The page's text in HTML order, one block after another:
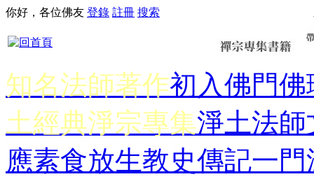
你好，各位佛友 登錄 註冊 搜索
知名法師著作初入佛門佛
土經典淨宗專集淨土法師
應素食放生教史傳記一門